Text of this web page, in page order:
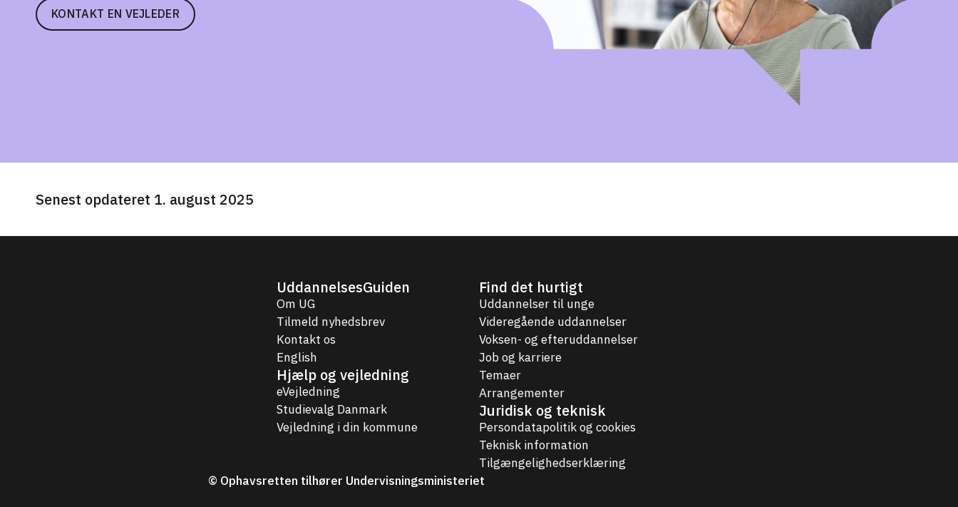
KONTAKT EN VEJLEDER
Senest opdateret 1. august 2025
UddannelsesGuiden
Om UG
Tilmeld nyhedsbrev
Kontakt os
English
Hjælp og vejledning
eVejledning
Studievalg Danmark
Vejledning i din kommune
Find det hurtigt
Uddannelser til unge
Videregående uddannelser
Voksen- og efteruddannelser
Job og karriere
Temaer
Arrangementer
Juridisk og teknisk
Persondatapolitik og cookies
Teknisk information
Tilgængelighedserklæring
© Ophavsretten tilhører Undervisningsministeriet